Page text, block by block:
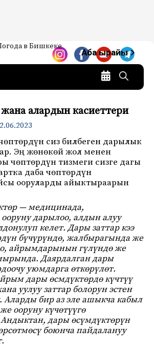
Жаңылыктар —
в Бишкеке
Аба ырайы
алардын касиеттери
сиз билбеген дарылык
Эң жөнөкөй жол менен
чөптөрдүн тизмеги сизге дагы
даба чөптөрдүн
ооруларды айыктыраарын
— медицинада,
дарылоо, алдын алуу
келет. Дары заттар кээ
бүчүрүндө, жалбырагында же
айрымдарынын гүлүндө же
Даярдалган дары
уюмдарга өткөрүлөт.
дары өсмдүктөрдө күчтүү
уулуу заттар болорун эстен
Аларды бир аз эле ашыкча кабыл
ооруну күчөтүүгө
дары өсүмдүктөрүн
боюнча пайдалануу